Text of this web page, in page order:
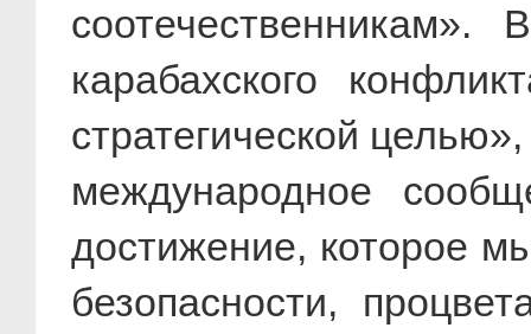
карабахского
стратегической
международное
достижение, которое
безопасности,